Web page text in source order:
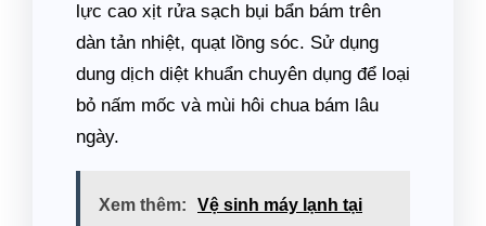
lực cao xịt rửa sạch bụi bẩn bám trên
dàn tản nhiệt, quạt lồng sóc. Sử dụng
dung dịch diệt khuẩn chuyên dụng để loại
bỏ nấm mốc và mùi hôi chua bám lâu
ngày.
Xem thêm:
Vệ sinh máy lạnh tại